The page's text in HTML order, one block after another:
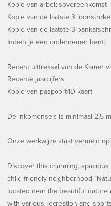
Kopie van arbeidsovereenkomst
Kopie van de laatste 3
Kopie van de laatste 3
Indien je een ondernemer bent:
Recent uittreksel van de Kamer
Recente jaarcijfers
Kopie van paspoort/ID-kaart
De inkomenseis is minimaal 2,5
Onze werkwijze staat vermeld
Discover this charming,
child-friendly neighborhood
located near the beautiful nature
with various recreation and